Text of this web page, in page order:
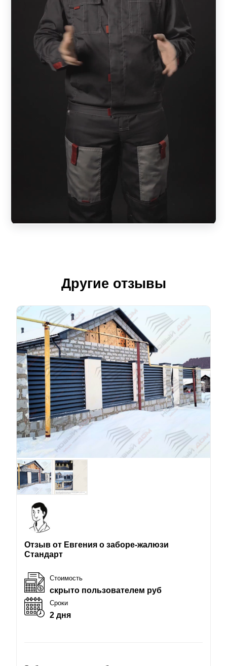
Другие отзывы
Отзыв от Евгения о заборе-жалюзи
Стандарт
Стоимость
скрыто пользователем руб
Сроки
2 дня